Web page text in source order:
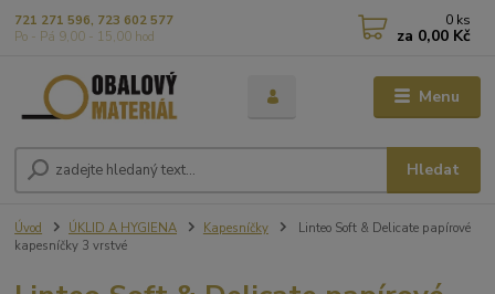
Menu
Hledat
721 271 596, 723 602 577
Po - Pá 9,00 - 15,00 hod
0 ks
za 0,00 Kč
Úvod ÚKLID A HYGIENA Kapesníčky
Linteo Soft & Delicate papírové
kapesníčky 3 vrstvé